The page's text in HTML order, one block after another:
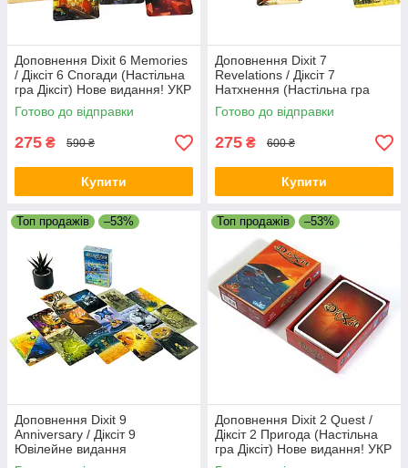
Доповнення Dixit 6 Memories
/ Діксіт 6 Спогади (Настільна
гра Діксіт) Нове видання! УКР
Готово до відправки
275 ₴ 590 ₴
Купити
Доповнення Dixit 7
Revelations / Діксіт 7
Натхнення (Настільна гра
Діксіт) Нове видання! УКР
Готово до відправки
275 ₴ 600 ₴
Купити
Топ продажів –53%
Доповнення Dixit 9
Anniversary / Діксіт 9
Ювілейне видання
(Настільна гра Діксіт) Нове
Топ продажів –53%
Доповнення Dixit 2 Quest /
Діксіт 2 Пригода (Настільна
гра Діксіт) Нове видання! УКР